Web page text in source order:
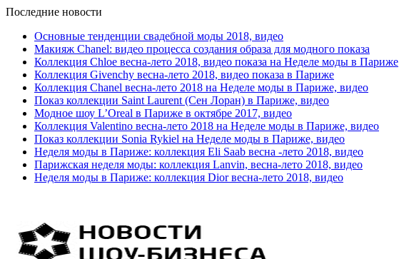
Последние новости
Основные тенденции свадебной моды 2018, видео
Макияж Chanel: видео процесса создания образа для модного показа
Коллекция Chloe весна-лето 2018, видео показа на Неделе моды в Париже
Коллекция Givenchy весна-лето 2018, видео показа в Париже
Коллекция Chanel весна-лето 2018 на Неделе моды в Париже, видео
Показ коллекции Saint Laurent (Сен Лоран) в Париже, видео
Модное шоу L’Oreal в Париже в октябре 2017, видео
Коллекция Valentino весна-лето 2018 на Неделе моды в Париже, видео
Показ коллекции Sonia Rykiel на Неделе моды в Париже, видео
Неделя моды в Париже: коллекция Eli Saab весна -лето 2018, видео
Парижская неделя моды: коллекция Lanvin, весна-лето 2018, видео
Неделя моды в Париже: коллекция Dior весна-лето 2018, видео